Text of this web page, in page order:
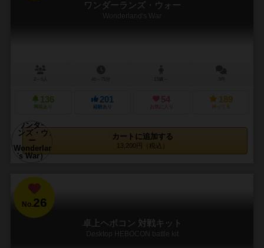
ワンダーランズ・ウォー
Wonderland's War
136
興味あり
201
経験あり
54
お気に入り
189
持ってる
カートに追加する
13,200円（税込）
No.26
卓上ヘボコン 対戦キット
Desktop HEBOCON battle kit